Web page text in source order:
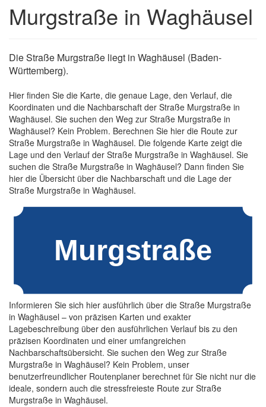
Murgstraße in Waghäusel
Die Straße Murgstraße liegt in Waghäusel (Baden-
Württemberg).
Hier finden Sie die Karte, die genaue Lage, den Verlauf, die
Koordinaten und die Nachbarschaft der Straße Murgstraße in
Waghäusel. Sie suchen den Weg zur Straße Murgstraße in
Waghäusel? Kein Problem. Berechnen Sie hier die Route zur
Straße Murgstraße in Waghäusel. Die folgende Karte zeigt die
Lage und den Verlauf der Straße Murgstraße in Waghäusel. Sie
suchen die Straße Murgstraße in Waghäusel? Dann finden Sie
hier die Übersicht über die Nachbarschaft und die Lage der
Straße Murgstraße in Waghäusel.
Informieren Sie sich hier ausführlich über die Straße Murgstraße
in Waghäusel – von präzisen Karten und exakter
Lagebeschreibung über den ausführlichen Verlauf bis zu den
präzisen Koordinaten und einer umfangreichen
Nachbarschaftsübersicht. Sie suchen den Weg zur Straße
Murgstraße in Waghäusel? Kein Problem, unser
benutzerfreundlicher Routenplaner berechnet für Sie nicht nur die
ideale, sondern auch die stressfreieste Route zur Straße
Murgstraße in Waghäusel.